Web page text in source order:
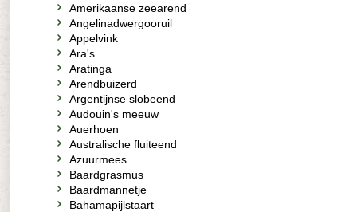
Amerikaanse zeearend
Angelinadwergooruil
Appelvink
Ara's
Aratinga
Arendbuizerd
Argentijnse slobeend
Audouin's meeuw
Auerhoen
Australische fluiteend
Azuurmees
Baardgrasmus
Baardmannetje
Bahamapijlstaart